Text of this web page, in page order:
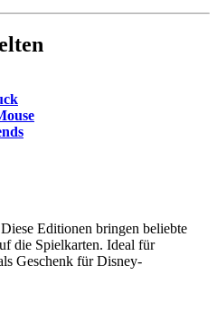
Editionen bringen beliebte
die Spielkarten. Ideal für
Geschenk für Disney-